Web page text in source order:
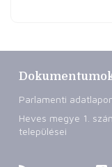
Parlamenti
Heves megye 1.
települései